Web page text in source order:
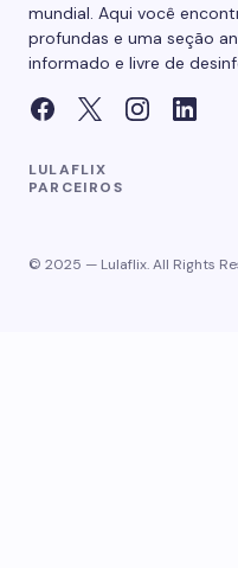
mundial. Aqui você
profundas e uma seção
informado e livre de
LULAFLIX
PARCEIROS
© 2025 — Lulaflix. All Rights